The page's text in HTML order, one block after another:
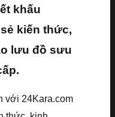
khấu
kiến thức,
lưu đồ sưu
với 24Kara.com